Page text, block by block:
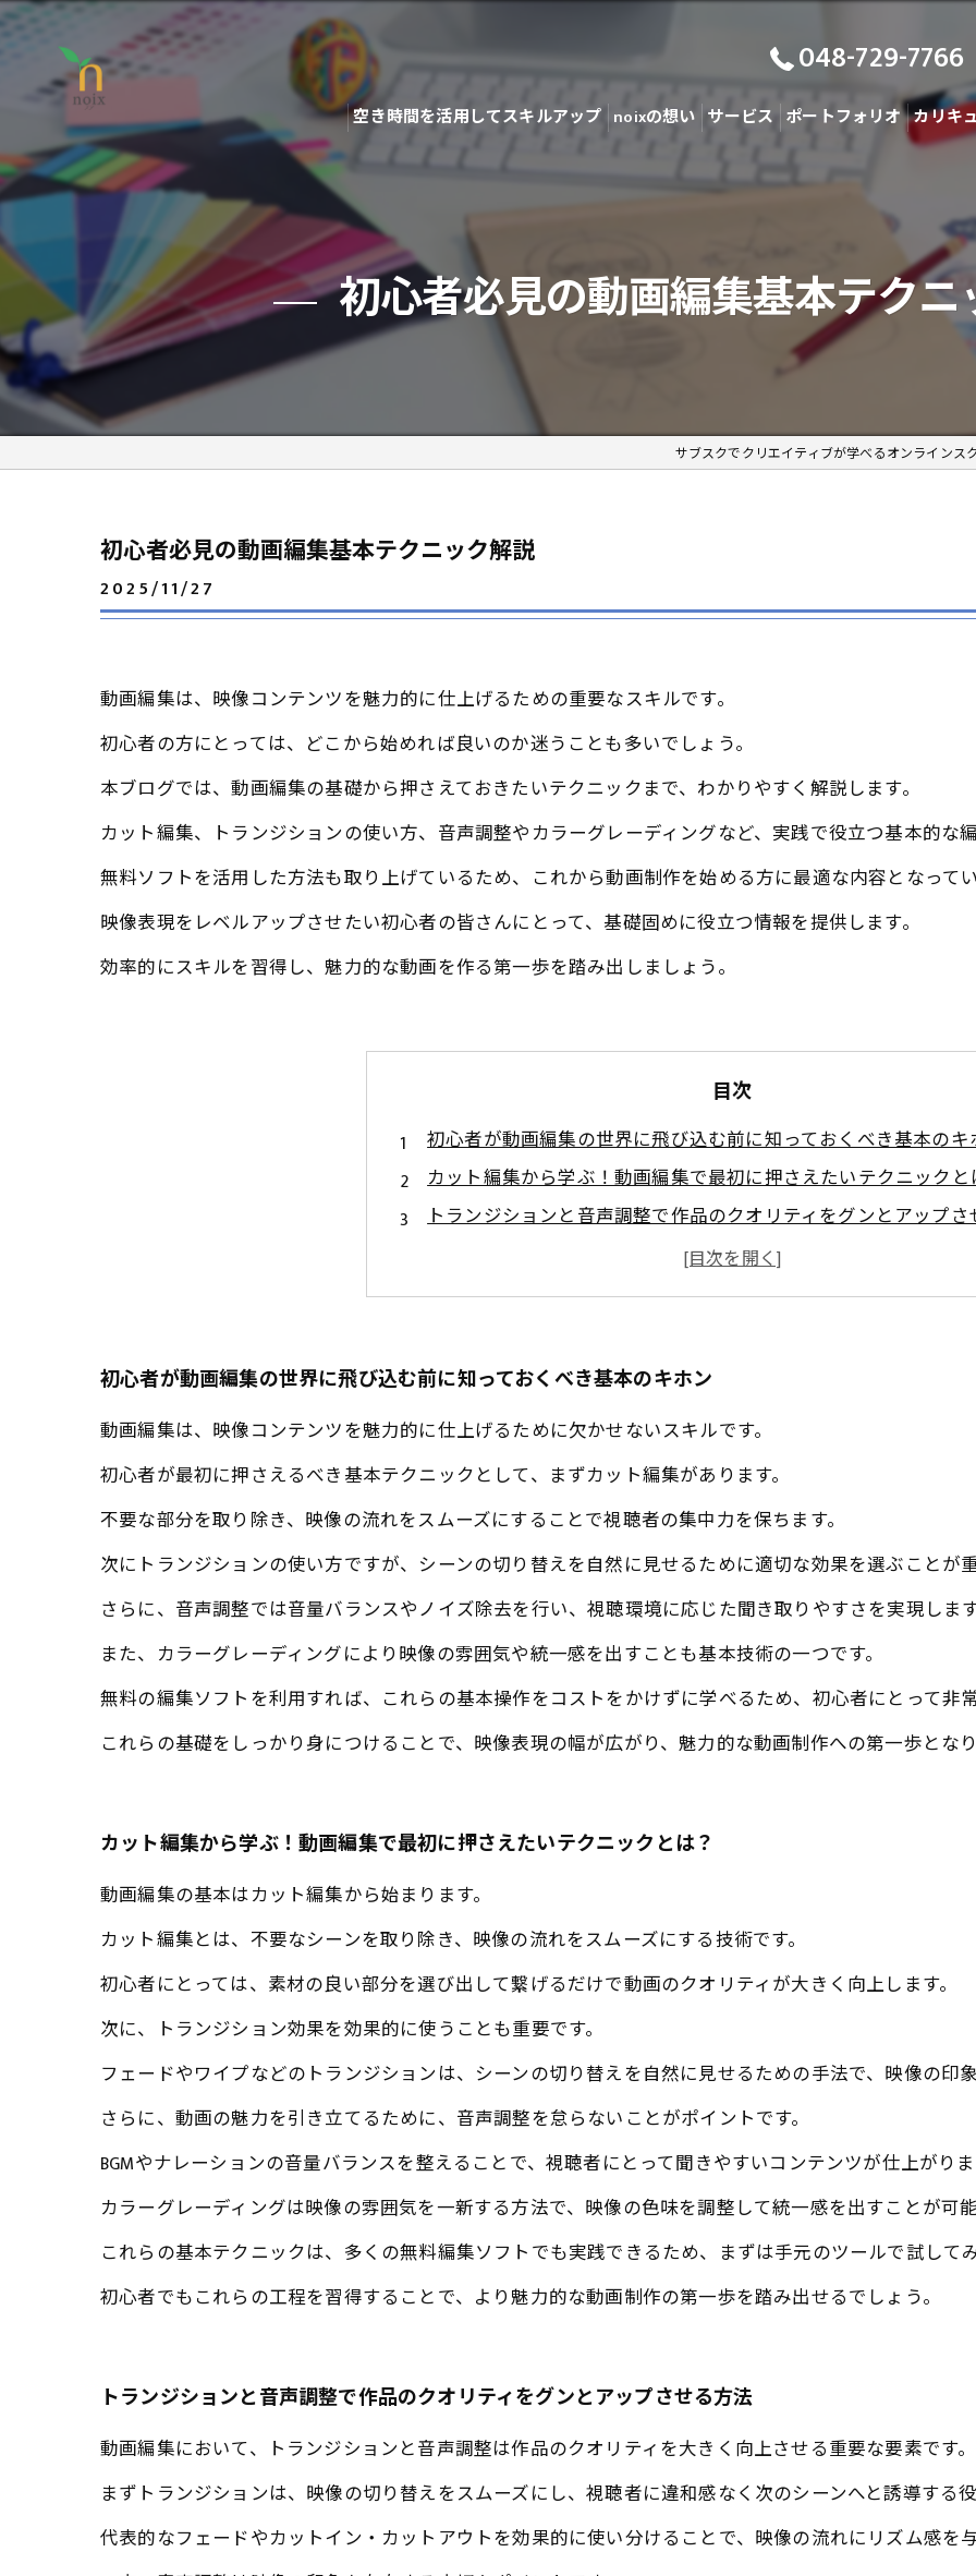
048-729-7766
空き時間を活用してスキルアップ noixの想い サービス ポートフォリオ カリキ
初心者必見の動画編集基本テク
サブスクでクリエイティブが学べるオンラインス
初心者必見の動画編集基本テクニック解説
2025/11/27
動画編集は、映像コンテンツを魅力的に仕上げるための重要なスキルです。
初心者の方にとっては、どこから始めれば良いのか迷うことも多いでしょう。
本ブログでは、動画編集の基礎から押さえておきたいテクニックまで、わかりやすく解説します。
カット編集、トランジションの使い方、音声調整やカラーグレーディングなど、実践で役立つ基本的な
無料ソフトを活用した方法も取り上げているため、これから動画制作を始める方に最適な内容となってい
映像表現をレベルアップさせたい初心者の皆さんにとって、基礎固めに役立つ情報を提供します。
効率的にスキルを習得し、魅力的な動画を作る第一歩を踏み出しましょう。
目次
初心者が動画編集の世界に飛び込む前に知っておくべき基本のキ
カット編集から学ぶ！動画編集で最初に押さえたいテクニック
トランジションと音声調整で作品のクオリティをグンとアップ
カラーグレーディングの基礎で映像にエキスパートな雰囲気をプ
無料ソフトを駆使して始める！初心者でも簡単にできる動画編
ステップアップしたい初心者に贈る！編集技術で映像表現を格上
初心者が動画編集の世界に飛び込む前に知っておくべき基本のキホン
動画編集は、映像コンテンツを魅力的に仕上げるために欠かせないスキルです。
初心者が最初に押さえるべき基本テクニックとして、まずカット編集があります。
不要な部分を取り除き、映像の流れをスムーズにすることで視聴者の集中力を保ちます。
次にトランジションの使い方ですが、シーンの切り替えを自然に見せるために適切な効果を選ぶことが重
さらに、音声調整では音量バランスやノイズ除去を行い、視聴環境に応じた聞き取りやすさを実現します
また、カラーグレーディングにより映像の雰囲気や統一感を出すことも基本技術の一つです。
無料の編集ソフトを利用すれば、これらの基本操作をコストをかけずに学べるため、初心者にとって非常
これらの基礎をしっかり身につけることで、映像表現の幅が広がり、魅力的な動画制作への第一歩となり
カット編集から学ぶ！動画編集で最初に押さえたいテクニックとは？
動画編集の基本はカット編集から始まります。
カット編集とは、不要なシーンを取り除き、映像の流れをスムーズにする技術です。
初心者にとっては、素材の良い部分を選び出して繋げるだけで動画のクオリティが大きく向上します。
次に、トランジション効果を効果的に使うことも重要です。
フェードやワイプなどのトランジションは、シーンの切り替えを自然に見せるための手法で、映像の印象
さらに、動画の魅力を引き立てるために、音声調整を怠らないことがポイントです。
BGMやナレーションの音量バランスを整えることで、視聴者にとって聞きやすいコンテンツが仕上がりま
カラーグレーディングは映像の雰囲気を一新する方法で、映像の色味を調整して統一感を出すことが可能
これらの基本テクニックは、多くの無料編集ソフトでも実践できるため、まずは手元のツールで試して
初心者でもこれらの工程を習得することで、より魅力的な動画制作の第一歩を踏み出せるでしょう。
トランジションと音声調整で作品のクオリティをグンとアップさせる方法
動画編集において、トランジションと音声調整は作品のクオリティを大きく向上させる重要な要素です。
まずトランジションは、映像の切り替えをスムーズにし、視聴者に違和感なく次のシーンへと誘導する役
代表的なフェードやカットイン・カットアウトを効果的に使い分けることで、映像の流れにリズム感を与